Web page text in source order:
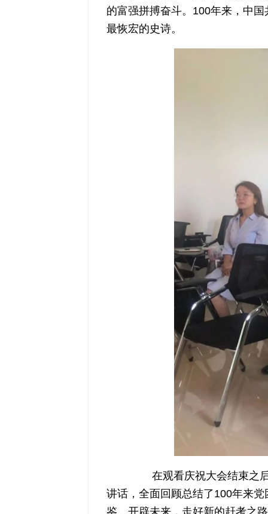
的富强拼搏奋斗。100年来，中
最恢宏的史诗。
在观看庆祝大会结束之后
讲话，全面回顾总结了100年来